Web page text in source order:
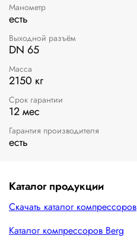
Манометр
есть
Выходной разъём
DN 65
Масса
2150 кг
Срок гарантии
12 мес
Гарантия производителя
есть
Каталог продукции
Скачать каталог компрессоров
Каталог компрессоров Berg